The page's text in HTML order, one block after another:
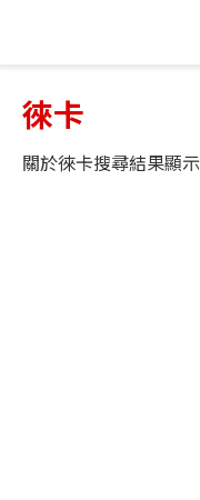
徠卡
關於徠卡搜尋結果顯示